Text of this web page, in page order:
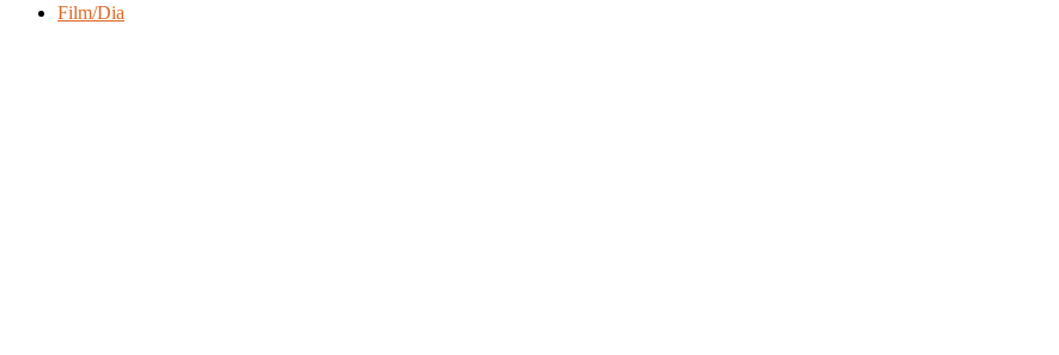
Film/Dia